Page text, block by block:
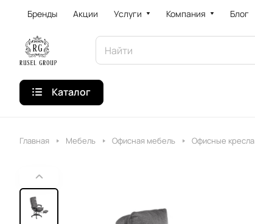
Бренды Акции Услуги Компания Блог
Каталог
Главная Мебель Офисная мебель Офисные кресла